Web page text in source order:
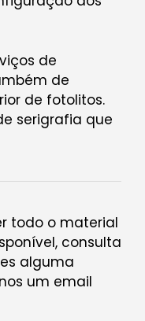
de
de
de fotolitos.
serigrafia que
todo o material
consulta
alguma
um email